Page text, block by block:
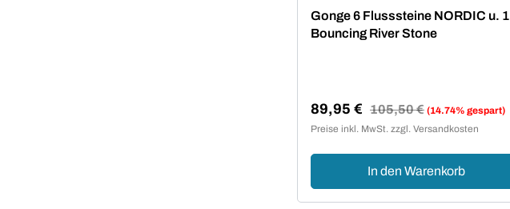
Gonge 6 Flusssteine NORDIC u. 1
Bouncing River Stone
Verkaufspreis:
89,95 € Regulärer Preis:
105,50 € (14.74% gespart)
Preise inkl. MwSt. zzgl. Versandkosten
In den Warenkorb